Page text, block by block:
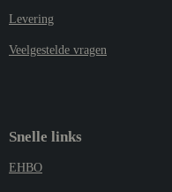
Levering
Veelgestelde vragen
Snelle links
EHBO